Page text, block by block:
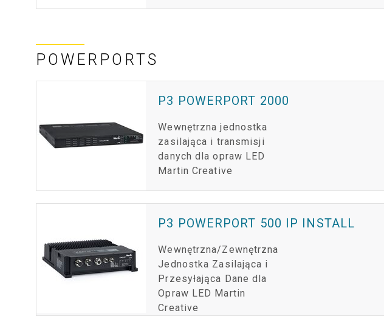
POWERPORTS
P3 POWERPORT 2000
Wewnętrzna jednostka
zasilająca i transmisji
danych dla opraw LED
Martin Creative
P3 POWERPORT 500 IP INSTALL
Wewnętrzna/Zewnętrzna
Jednostka Zasilająca i
Przesyłająca Dane dla
Opraw LED Martin
Creative